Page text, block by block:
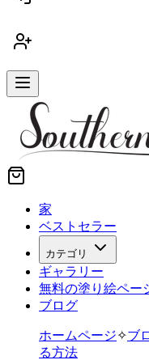
家
ベストセラー
カテゴリ
ギャラリー
無料の塗り絵ペー
ブログ
ホームページ✧ブ
る方法